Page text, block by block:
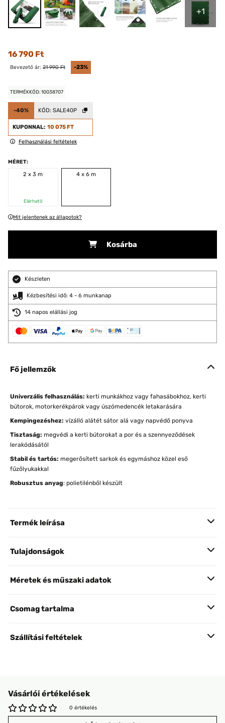
+1
16 790 Ft
Bevezető ár: 21 990 Ft -23%
TERMÉKKÓD: 10038707
-40% KÓD: SALE40P
KUPONNAL: 10 075 FT
Felhasználási feltételek
MÉRET:
2 x 3 m
Elérhető
4 x 6 m
Mit jelentenek az állapotok?
Kosárba
Készleten
Kézbesítési idő: 4 - 6 munkanap
14 napos elállási jog
Fő jellemzők
Univerzális felhasználás: kerti munkákhoz vagy fahasábokhoz, kerti
bútorok, motorkerékpárok vagy úszómedencék letakarására
Kempingezéshez: vízálló alátét sátor alá vagy napvédő ponyva
Tisztaság: megvédi a kerti bútorokat a por és a szennyeződések
lerakódásától
Stabil és tartós: megerősített sarkok és egymáshoz közel eső
fűzőlyukakkal
Robusztus anyag: polietilénből készült
Termék leírása
Tulajdonságok
Méretek és műszaki adatok
Csomag tartalma
Szállítási feltételek
Vásárlói értékelések
0 értékelés